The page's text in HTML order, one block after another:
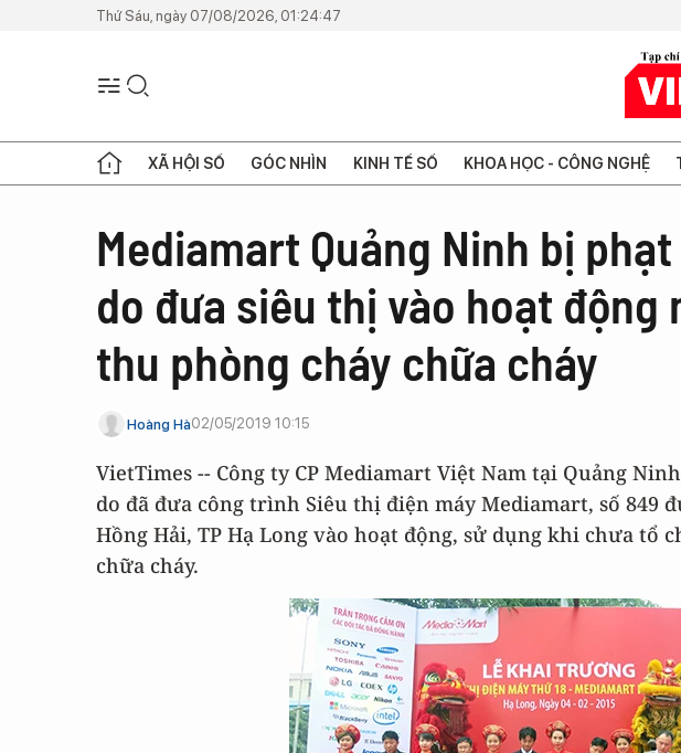
Thứ Sáu, ngày 07/08/2026, 01:24:47
XÃ HỘI SỐ GÓC NHÌN KINH TẾ SỐ KHOA HỌC - CÔNG NGHỆ
Mediamart Quảng Ninh bị
do đưa siêu thị vào hoạt động
thu phòng cháy chữa cháy
Hoàng Hà02/05/2019 10:15
VietTimes -- Công ty CP Mediamart Việt Nam tại Quảng
do đã đưa công trình Siêu thị điện máy Mediamart, số 849
Hồng Hải, TP Hạ Long vào hoạt động, sử dụng khi chưa tổ
chữa cháy.